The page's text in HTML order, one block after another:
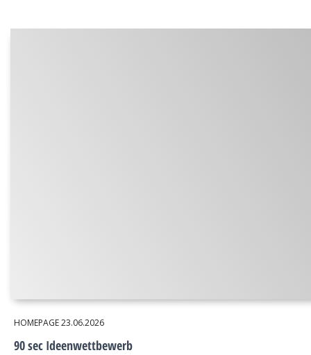
HOMEPAGE23.06.2026
90 sec Ideenwettbewerb